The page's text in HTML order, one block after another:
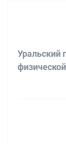
Уральский